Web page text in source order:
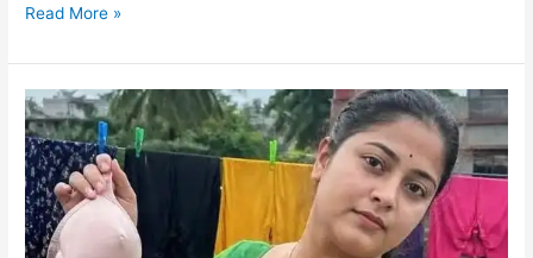
কিশোরী
কনডম
ছাড়া
আনপ্রোটেক্টেড
চোদাচুদি
Read More »